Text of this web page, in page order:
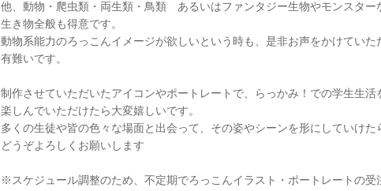
他、動物・爬虫類・両生類・鳥類 あるいはファンタジー生物やモンスター
生き物全般も得意です。
動物系能力のろっこんイメージが欲しいという時も、是非お声をかけていた
有難いです。
制作させていただいたアイコンやポートレートで、らっかみ！での学生生活
楽しんでいただけたら大変嬉しいです。
多くの生徒や皆の色々な場面と出会って、その姿やシーンを形にしていけた
どうぞよろしくお願いします
※スケジュール調整のため、不定期でろっこんイラスト・ポートレートの受